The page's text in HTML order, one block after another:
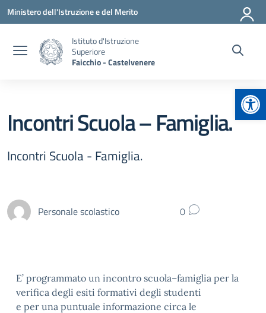
Vai ai contenuti
Vai al menu di navigazione
Vai al footer
Ministero dell'Istruzione e del Merito
Istituto d'Istruzione
Superiore
Faicchio - Castelvenere
Incontri Scuola – Famiglia.
Incontri Scuola - Famiglia.
Personale scolastico 0
E’ programmato un incontro scuola–famiglia per la
verifica degli esiti formativi degli studenti
e per una puntuale informazione circa le